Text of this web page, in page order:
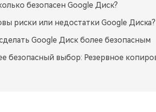
безопасен Google Диск?
риски или недостатки Google Диска?
Google Диск более безопасным
безопасный выбор: Резервное